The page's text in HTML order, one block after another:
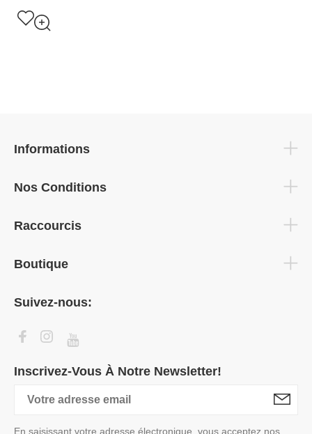
Informations
Nos Conditions
Raccourcis
Boutique
Suivez-nous:
Inscrivez-Vous À Notre Newsletter!
En saisissant votre adresse électronique, vous acceptez nos